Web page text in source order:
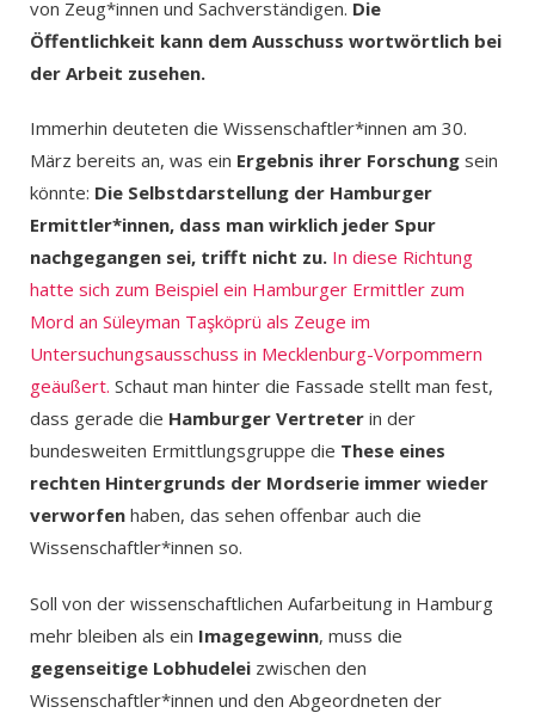
von Zeug*innen und Sachverständigen. Die
Öffentlichkeit kann dem Ausschuss wortwörtlich bei
der Arbeit zusehen.
Immerhin deuteten die Wissenschaftler*innen am 30.
März bereits an, was ein Ergebnis ihrer Forschung sein
könnte: Die Selbstdarstellung der Hamburger
Ermittler*innen, dass man wirklich jeder Spur
nachgegangen sei, trifft nicht zu. In diese Richtung
hatte sich zum Beispiel ein Hamburger Ermittler zum
Mord an Süleyman Taşköprü als Zeuge im
Untersuchungsausschuss in Mecklenburg-Vorpommern
geäußert. Schaut man hinter die Fassade stellt man fest,
dass gerade die Hamburger Vertreter in der
bundesweiten Ermittlungsgruppe die These eines
rechten Hintergrunds der Mordserie immer wieder
verworfen haben, das sehen offenbar auch die
Wissenschaftler*innen so.
Soll von der wissenschaftlichen Aufarbeitung in Hamburg
mehr bleiben als ein Imagegewinn, muss die
gegenseitige Lobhudelei zwischen den
Wissenschaftler*innen und den Abgeordneten der